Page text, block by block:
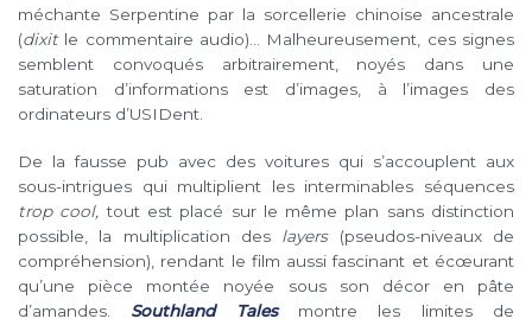
méchante Serpentine par la sorcellerie chinoise ancestrale
(dixit le commentaire audio)… Malheureusement, ces signes
semblent convoqués arbitrairement, noyés dans une
saturation d’informations est d’images, à l’images des
ordinateurs d’USIDent.
De la fausse pub avec des voitures qui s’accouplent aux
sous-intrigues qui multiplient les interminables séquences
trop cool,tout est placé sur le même plan sans distinction
possible, la multiplication des layers(pseudos-niveaux de
compréhension), rendant le film aussi fascinant et écœurant
qu’une pièce montée noyée sous son décor en pâte
d’amandes. Southland Talesmontre les limites de